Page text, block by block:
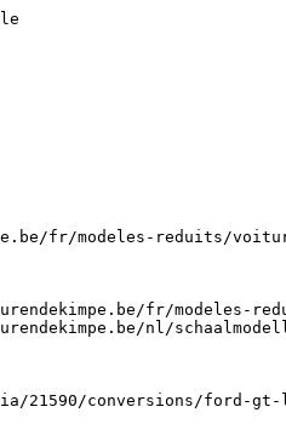
fr/modeles-reduits/
fr/modeles-
nl/
21590/conversions/ford-gt-